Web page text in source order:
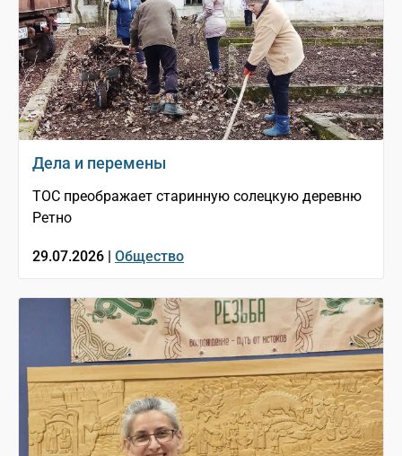
Дела и перемены
ТОС преображает старинную солецкую деревню
Ретно
29.07.2026 | Общество